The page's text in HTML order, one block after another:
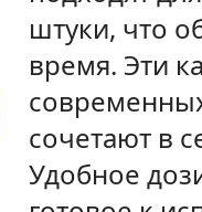
штуки, что
время. Эти
сочетают в
Удобное